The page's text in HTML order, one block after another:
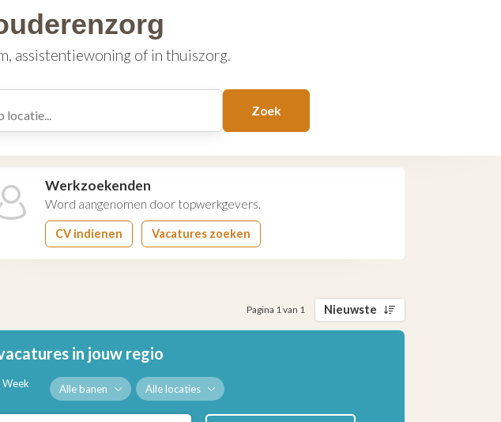
assistentiewoning of in thuiszorg.
locatie... Zoek
Werkzoekenden
Word aangenomen door topwerkgevers.
CV indienen Vacatures zoeken
Pagina 1 van 1 Nieuwste
in jouw regio
Week Alle banen Alle locaties